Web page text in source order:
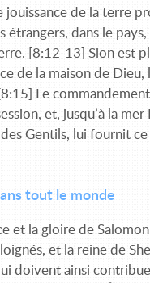
jouissance de la terre
étrangers, dans le
[8:12-13] Sion est
de la maison de Dieu,
Le
et, jusqu’à la mer
Gentils, lui fournit ce
tout le monde
et la gloire de
et la reine de
doivent ainsi